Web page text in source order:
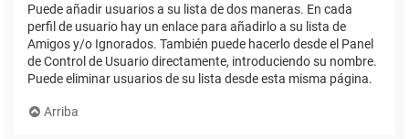
Puede añadir usuarios a su lista de dos maneras. En cada
perfil de usuario hay un enlace para añadirlo a su lista de
Amigos y/o Ignorados. También puede hacerlo desde el Panel
de Control de Usuario directamente, introduciendo su nombre.
Puede eliminar usuarios de su lista desde esta misma página.
Arriba